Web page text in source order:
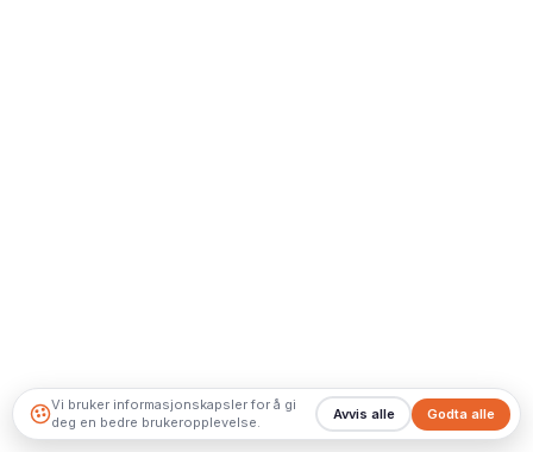
Vi bruker informasjonskapsler for å gi
deg en bedre brukeropplevelse.
Godta alle
Avvis alle